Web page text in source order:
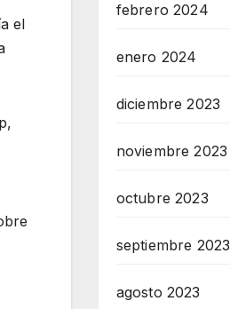
el
febrero 2024
enero 2024
diciembre 2023
noviembre 2023
octubre 2023
septiembre 2023
agosto 2023